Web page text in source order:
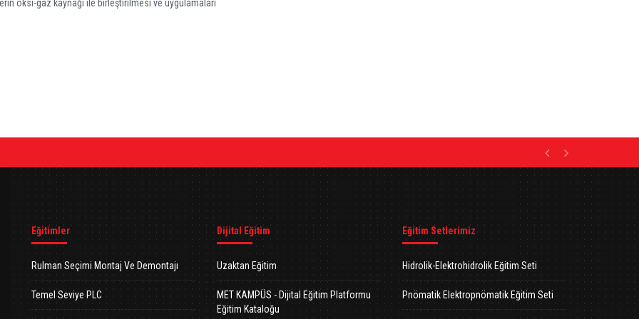
oksi-gaz kaynağı ile birleştirilmesi ve uygulamaları
Eğitimler
Rulman Seçimi Montaj Ve Demontajı
Temel Seviye PLC
Dijital Eğitim
Uzaktan Eğitim
MET KAMPÜS - Dijital Eğitim Platformu
Eğitim Kataloğu
Eğitim Setlerimiz
Hidrolik-Elektrohidrolik Eğitim Seti
Pnömatik Elektropnömatik Eğitim Seti